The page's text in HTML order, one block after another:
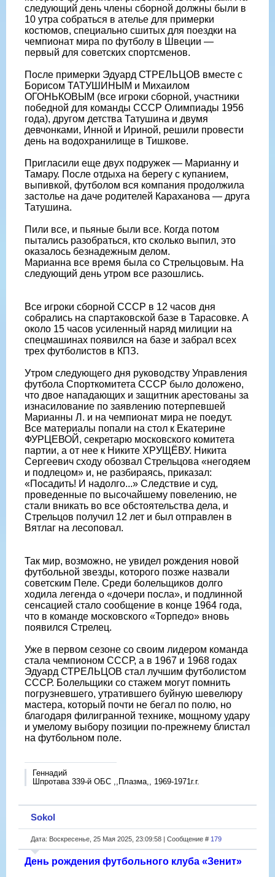
следующий день члены сборной должны были в
10 утра собраться в ателье для примерки
костюмов, специально сшитых для поездки на
чемпионат мира по футболу в Швеции —
первый для советских спортсменов.
После примерки Эдуард СТРЕЛЬЦОВ вместе с
Борисом ТАТУШИНЫМ и Михаилом
ОГОНЬКОВЫМ (все игроки сборной, участники
победной для команды СССР Олимпиады 1956
года), другом детства Татушина и двумя
девчонками, Инной и Ириной, решили провести
день на водохранилище в Тишкове.
Пригласили еще двух подружек — Марианну и
Тамару. После отдыха на берегу с купанием,
выпивкой, футболом вся компания продолжила
застолье на даче родителей Караханова — друга
Татушина.
Пили все, и пьяные были все. Когда потом
пытались разобраться, кто сколько выпил, это
оказалось безнадежным делом.
Марианна все время была со Стрельцовым. На
следующий день утром все разошлись.
Все игроки сборной СССР в 12 часов дня
собрались на спартаковской базе в Тарасовке. А
около 15 часов усиленный наряд милиции на
спецмашинах появился на базе и забрал всех
трех футболистов в КПЗ.
Утром следующего дня руководству Управления
футбола Спорткомитета СССР было доложено,
что двое нападающих и защитник арестованы за
изнасилование по заявлению потерпевшей
Марианны Л. и на чемпионат мира не поедут.
Все материалы попали на стол к Екатерине
ФУРЦЕВОЙ, секретарю московского комитета
партии, а от нее к Никите ХРУЩЁВУ. Никита
Сергеевич сходу обозвал Стрельцова «негодяем
и подлецом» и, не разбираясь, приказал:
«Посадить! И надолго...» Следствие и суд,
проведенные по высочайшему повелению, не
стали вникать во все обстоятельства дела, и
Стрельцов получил 12 лет и был отправлен в
Вятлаг на лесоповал.
Так мир, возможно, не увидел рождения новой
футбольной звезды, которого позже назвали
советским Пеле. Среди болельщиков долго
ходила легенда о «дочери посла», и подлинной
сенсацией стало сообщение в конце 1964 года,
что в команде московского «Торпедо» вновь
появился Стрелец.
Уже в первом сезоне со своим лидером команда
стала чемпионом СССР, а в 1967 и 1968 годах
Эдуард СТРЕЛЬЦОВ стал лучшим футболистом
СССР. Болельщики со стажем могут помнить
погрузневшего, утратившего буйную шевелюру
мастера, который почти не бегал по полю, но
благодаря филигранной технике, мощному удару
и умелому выбору позиции по-прежнему блистал
на футбольном поле.
Геннадий
Шпротава 339-й ОБС ,,Плазма,, 1969-1971г.г.
Sokol
Дата: Воскресенье, 25 Мая 2025, 23:09:58 | Сообщение # 179
День рождения футбольного клуба «Зенит»